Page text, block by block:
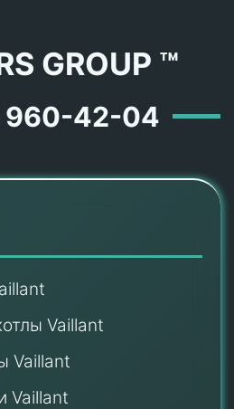
GROUP ™
960-42-04
Vaillant
Vaillant
Vaillant